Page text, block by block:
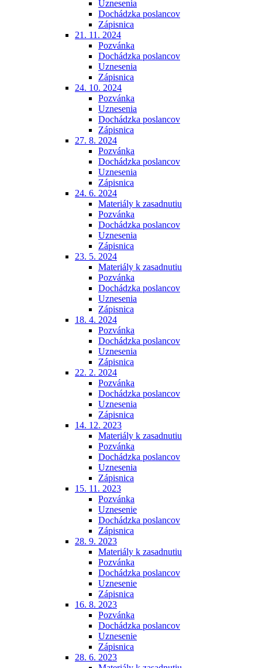
Uznesenia
Dochádzka poslancov
Zápisnica
21. 11. 2024
Pozvánka
Dochádzka poslancov
Uznesenia
Zápisnica
24. 10. 2024
Pozvánka
Uznesenia
Dochádzka poslancov
Zápisnica
27. 8. 2024
Pozvánka
Dochádzka poslancov
Uznesenia
Zápisnica
24. 6. 2024
Materiály k zasadnutiu
Pozvánka
Dochádzka poslancov
Uznesenia
Zápisnica
23. 5. 2024
Materiály k zasadnutiu
Pozvánka
Dochádzka poslancov
Uznesenia
Zápisnica
18. 4. 2024
Pozvánka
Dochádzka poslancov
Uznesenia
Zápisnica
22. 2. 2024
Pozvánka
Dochádzka poslancov
Uznesenia
Zápisnica
14. 12. 2023
Materiály k zasadnutiu
Pozvánka
Dochádzka poslancov
Uznesenia
Zápisnica
15. 11. 2023
Pozvánka
Uznesenie
Dochádzka poslancov
Zápisnica
28. 9. 2023
Materiály k zasadnutiu
Pozvánka
Dochádzka poslancov
Uznesenie
Zápisnica
16. 8. 2023
Pozvánka
Dochádzka poslancov
Uznesenie
Zápisnica
28. 6. 2023